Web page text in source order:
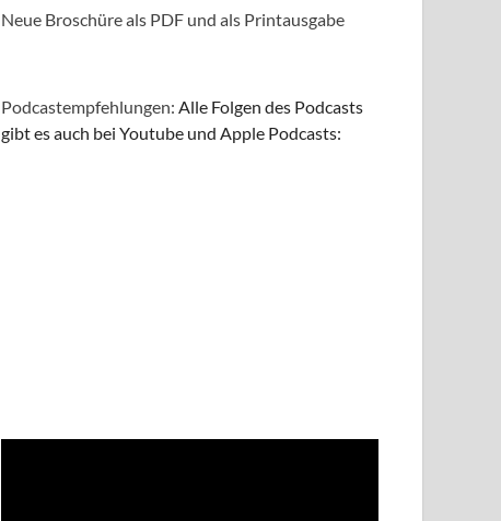
Neue Broschüre als PDF und als Printausgabe
Podcastempfehlungen:Alle Folgen des Podcasts
gibt es auch bei Youtube und Apple Podcasts: